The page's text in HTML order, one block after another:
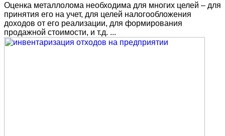
Оценка металлолома необходима для многих целей – для
принятия его на учет, для целей налогообложения
доходов от его реализации, для формирования
продажной стоимости, и т.д. ...